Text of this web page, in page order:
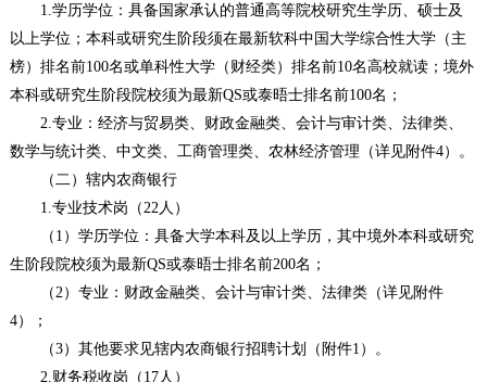
1.学历学位：具备国家承认的普通高等院校研究生学历、硕士及
以上学位；本科或研究生阶段须在最新软科中国大学综合性大学（主
榜）排名前100名或单科性大学（财经类）排名前10名高校就读；境外
本科或研究生阶段院校须为最新QS或泰晤士排名前100名；
2.专业：经济与贸易类、财政金融类、会计与审计类、法律类、
数学与统计类、中文类、工商管理类、农林经济管理（详见附件4）。
（二）辖内农商银行
1.专业技术岗（22人）
（1）学历学位：具备大学本科及以上学历，其中境外本科或研究
生阶段院校须为最新QS或泰晤士排名前200名；
（2）专业：财政金融类、会计与审计类、法律类（详见附件
4）；
（3）其他要求见辖内农商银行招聘计划（附件1）。
2.财务税收岗（17人）